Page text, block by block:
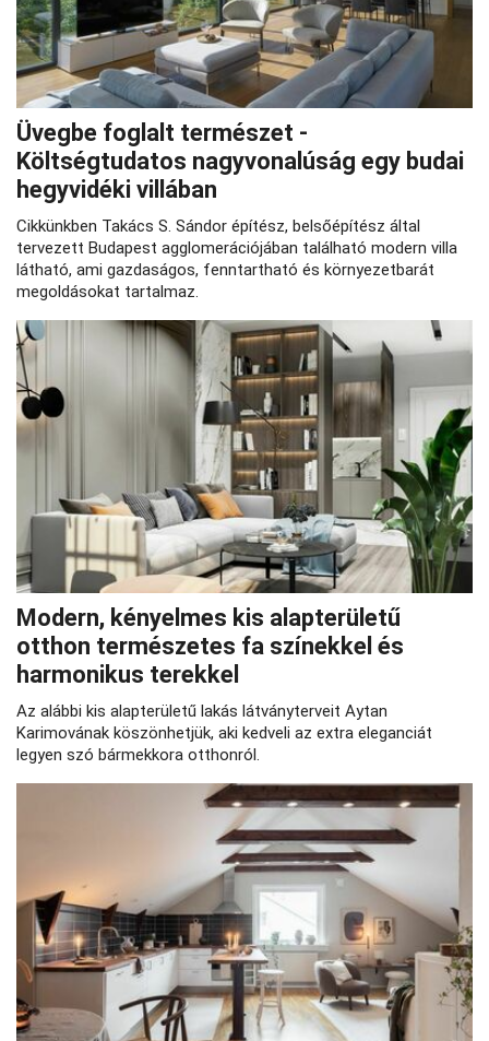
Üvegbe foglalt természet -
Költségtudatos nagyvonalúság egy budai
hegyvidéki villában
Cikkünkben Takács S. Sándor építész, belsőépítész által
tervezett Budapest agglomerációjában található modern villa
látható, ami gazdaságos, fenntartható és környezetbarát
megoldásokat tartalmaz.
Modern, kényelmes kis alapterületű
otthon természetes fa színekkel és
harmonikus terekkel
Az alábbi kis alapterületű lakás látványterveit Aytan
Karimovának köszönhetjük, aki kedveli az extra eleganciát
legyen szó bármekkora otthonról.